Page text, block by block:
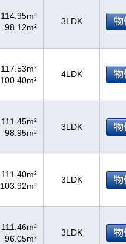
114.95m²
98.12m²
3LDK
117.53m²
100.40m²
4LDK
111.45m²
98.95m²
3LDK
111.40m²
103.92m²
3LDK
111.46m²
96.05m²
3LDK